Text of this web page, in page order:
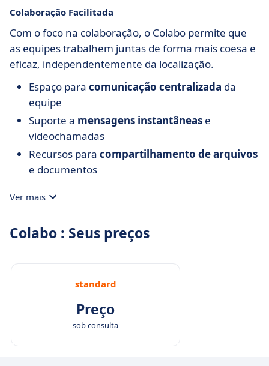
Colaboração Facilitada
Com o foco na colaboração, o Colabo permite que
as equipes trabalhem juntas de forma mais coesa e
eficaz, independentemente da localização.
Espaço para comunicação centralizada da
equipe
Suporte a mensagens instantâneas e
videochamadas
Recursos para compartilhamento de arquivos
e documentos
Ver mais
Colabo : Seus preços
standard
Preço
sob consulta